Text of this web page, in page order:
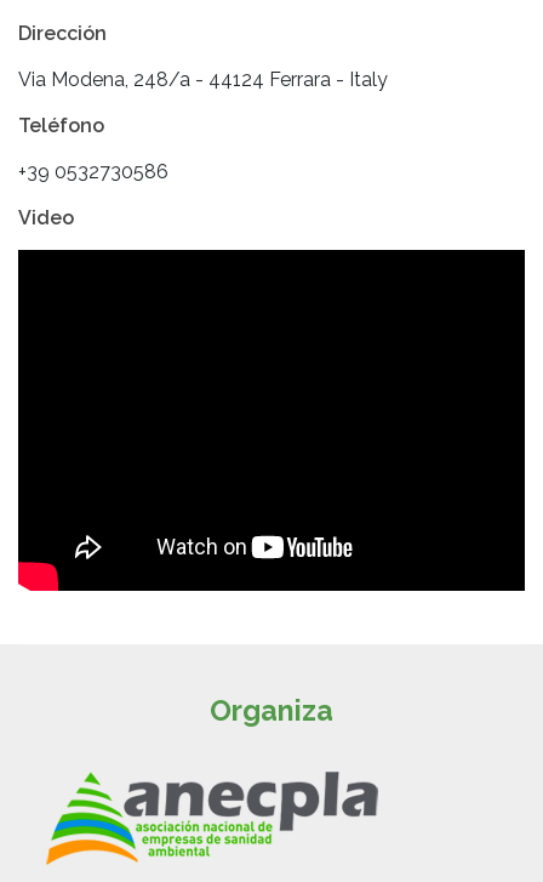
Dirección
Via Modena, 248/a - 44124 Ferrara - Italy
Teléfono
+39 0532730586
Video
Organiza